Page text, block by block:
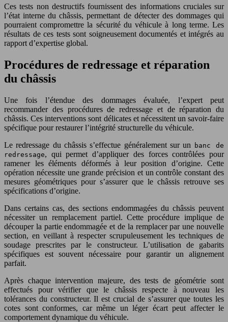
Ces tests non destructifs fournissent des informations cruciales sur
l’état interne du châssis, permettant de détecter des dommages qui
pourraient compromettre la sécurité du véhicule à long terme. Les
résultats de ces tests sont soigneusement documentés et intégrés au
rapport d’expertise global.
Procédures de redressage et réparation
du châssis
Une fois l’étendue des dommages évaluée, l’expert peut
recommander des procédures de redressage et de réparation du
châssis. Ces interventions sont délicates et nécessitent un savoir-faire
spécifique pour restaurer l’intégrité structurelle du véhicule.
Le redressage du châssis s’effectue généralement sur un
banc de
redressage, qui permet d’appliquer des forces contrôlées pour
ramener les éléments déformés à leur position d’origine. Cette
opération nécessite une grande précision et un contrôle constant des
mesures géométriques pour s’assurer que le châssis retrouve ses
spécifications d’origine.
Dans certains cas, des sections endommagées du châssis peuvent
nécessiter un remplacement partiel. Cette procédure implique de
découper la partie endommagée et de la remplacer par une nouvelle
section, en veillant à respecter scrupuleusement les techniques de
soudage prescrites par le constructeur. L’utilisation de gabarits
spécifiques est souvent nécessaire pour garantir un alignement
parfait.
Après chaque intervention majeure, des tests de géométrie sont
effectués pour vérifier que le châssis respecte à nouveau les
tolérances du constructeur. Il est crucial de s’assurer que toutes les
cotes sont conformes, car même un léger écart peut affecter le
comportement dynamique du véhicule.